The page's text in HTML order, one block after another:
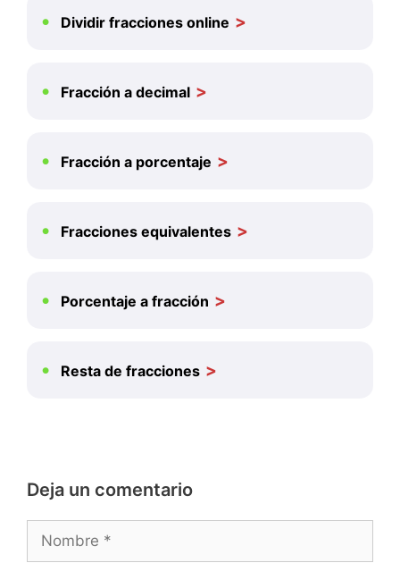
Dividir fracciones online
Fracción a decimal
Fracción a porcentaje
Fracciones equivalentes
Porcentaje a fracción
Resta de fracciones
Deja un comentario